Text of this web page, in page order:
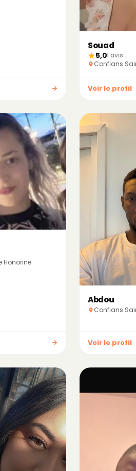
Souad
5,01 avis
Conflans
Voir le profil
Honorine
Abdou
Conflans
Voir le profil